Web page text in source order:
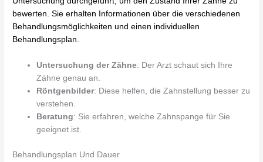
bewerten. Sie erhalten Informationen über die verschiedenen
Behandlungsmöglichkeiten und einen individuellen
Behandlungsplan.
Untersuchung der Zähne: Der Arzt schaut sich Ihre
Zähne genau an.
Röntgenbilder: Diese helfen, die Zahnstellung besser zu
verstehen.
Beratung: Sie erfahren, welche Zahnspange für Sie
geeignet ist.
Behandlungsplan Und Dauer